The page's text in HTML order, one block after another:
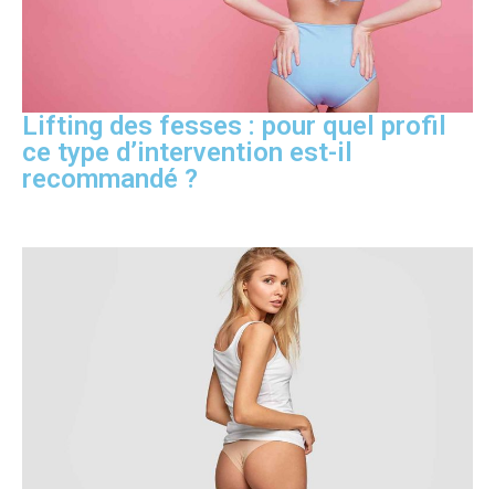
Lifting des fesses : pour quel profil
ce type d’intervention est-il
recommandé ?